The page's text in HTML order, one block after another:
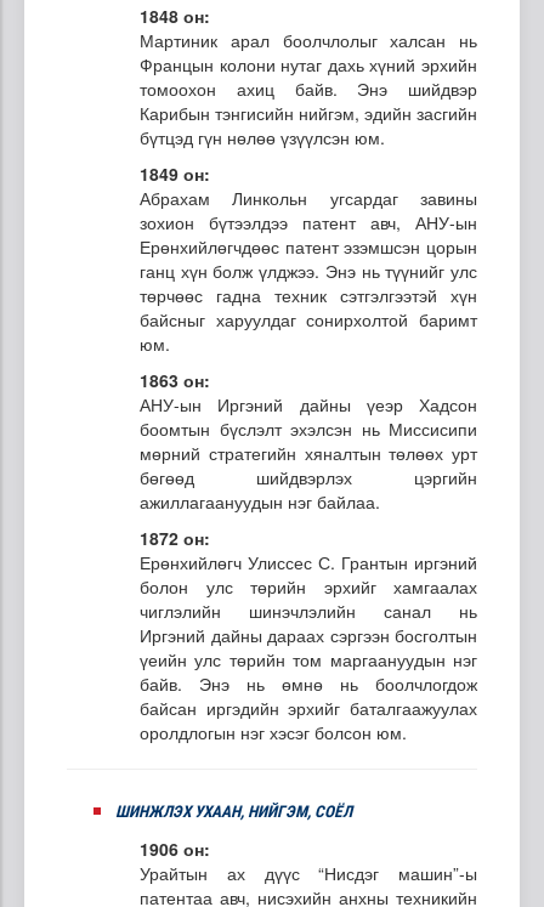
1848 он:
Мартиник арал боолчлолыг халсан нь
Францын колони нутаг дахь хүний эрхийн
томоохон ахиц байв. Энэ шийдвэр
Карибын тэнгисийн нийгэм, эдийн засгийн
бүтцэд гүн нөлөө үзүүлсэн юм.
1849 он:
Абрахам Линкольн угсардаг завины
зохион бүтээлдээ патент авч, АНУ-ын
Ерөнхийлөгчдөөс патент эзэмшсэн цорын
ганц хүн болж үлджээ. Энэ нь түүнийг улс
төрчөөс гадна техник сэтгэлгээтэй хүн
байсныг харуулдаг сонирхолтой баримт
юм.
1863 он:
АНУ-ын Иргэний дайны үеэр Хадсон
боомтын бүслэлт эхэлсэн нь Миссисипи
мөрний стратегийн хяналтын төлөөх урт
бөгөөд шийдвэрлэх цэргийн
ажиллагаануудын нэг байлаа.
1872 он:
Ерөнхийлөгч Улиссес С. Грантын иргэний
болон улс төрийн эрхийг хамгаалах
чиглэлийн шинэчлэлийн санал нь
Иргэний дайны дараах сэргээн босголтын
үеийн улс төрийн том маргаануудын нэг
байв. Энэ нь өмнө нь боолчлогдож
байсан иргэдийн эрхийг баталгаажуулах
оролдлогын нэг хэсэг болсон юм.
ШИНЖЛЭХ УХААН, НИЙГЭМ, СОЁЛ
1906 он:
Урайтын ах дүүс “Нисдэг машин”-ы
патентаа авч, нисэхийн анхны техникийн